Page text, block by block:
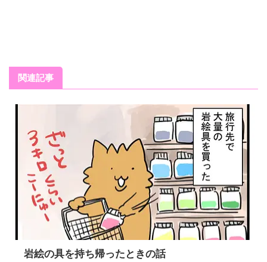
関連記事
岩絵の具を持ち帰ったときの話